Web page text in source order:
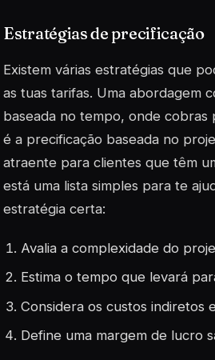
Estratégias de precificação
Existem várias estratégias que
as tuas tarifas. Uma abordagem
baseada no tempo, onde cobras
é a precificação baseada no
atraente para clientes que têm
está uma lista simples para te
estratégia certa:
Avalia a complexidade do
Estima o tempo que levará
Considera os custos indiretos
Define uma margem de lucro